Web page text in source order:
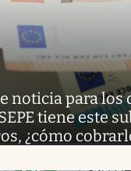
noticia para los
tiene este
¿cómo